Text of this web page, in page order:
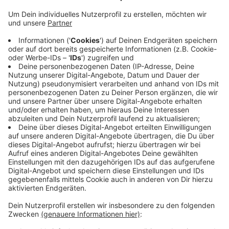
Anzeige
Das fragt Radio Kiepenkerl-Hörer Thorsten über
Whatsapp. Die Rutsche mit dem Kletterturm sei schon
seit mehreren Wochen fertig. Nur der Sand ließe auf
sich warten. Wir haben für Sie, lieber Thorsten und alle
anderen Familien nachgefragt. Die Stadt hofft, dass
der Sand in der Woche nach Pfingsten kommt. Dann
seien allerdings noch Restarbeiten an der neuen
Seilbahn nötig. Voraussichtlich in drei Wochen können
Kinder den aufgehübschten Spielplatz endlich
einweihen.
Anzeige